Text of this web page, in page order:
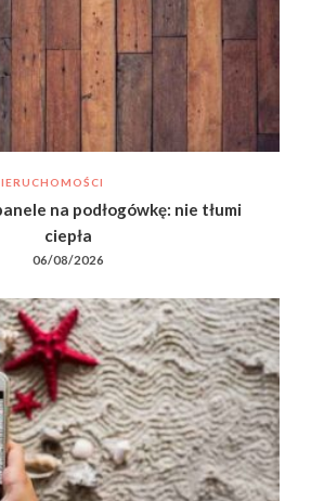
na podłogówkę: nie tłumi
ciepła
06/08/2026